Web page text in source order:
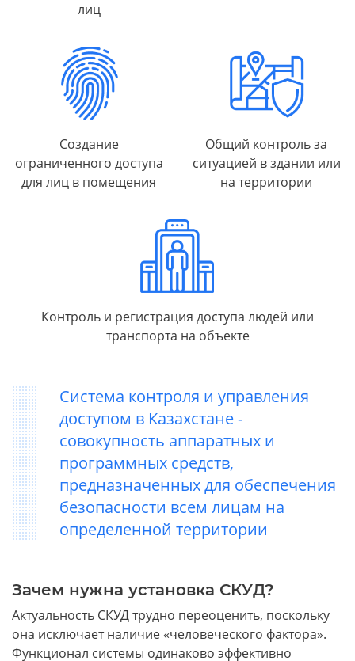
лиц
Создание
ограниченного доступа
для лиц в помещения
Общий контроль за
ситуацией в здании или
на территории
Контроль и регистрация доступа людей или
транспорта на объекте
Система контроля и управления
доступом в Казахстане -
совокупность аппаратных и
программных средств,
предназначенных для обеспечения
безопасности всем лицам на
определенной территории
Зачем нужна установка СКУД?
Актуальность СКУД трудно переоценить, поскольку
она исключает наличие «человеческого фактора».
Функционал системы одинаково эффективно